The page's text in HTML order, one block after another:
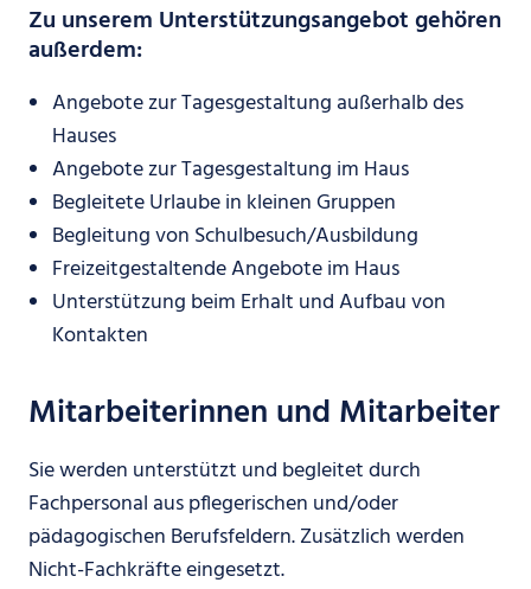
Zu unserem Unterstützungsangebot gehören
außerdem:
Angebote zur Tagesgestaltung außerhalb des
Hauses
Angebote zur Tagesgestaltung im Haus
Begleitete Urlaube in kleinen Gruppen
Begleitung von Schulbesuch/Ausbildung
Freizeitgestaltende Angebote im Haus
Unterstützung beim Erhalt und Aufbau von
Kontakten
Mitarbeiterinnen und Mitarbeiter
Sie werden unterstützt und begleitet durch
Fachpersonal aus pflegerischen und/oder
pädagogischen Berufsfeldern. Zusätzlich werden
Nicht-Fachkräfte eingesetzt.